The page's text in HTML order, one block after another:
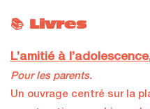
📚 Livres
L’amitié à l’adolescence
Pour les parents.
Un ouvrage centré sur la